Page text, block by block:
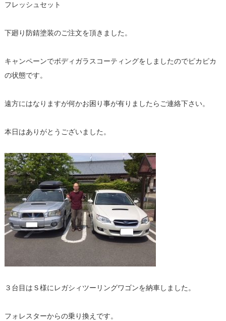
フレッシュセット
下廻り防錆塗装のご注文を頂きました。
キャンペーンでボディガラスコーティングをしましたのでピカピカ
の状態です。
遠方にはなりますが何かお困り事が有りましたらご連絡下さい。
本日はありがとうございました。
３台目はＳ様にレガシィツーリングワゴンを納車しました。
フォレスターからの乗り換えです。